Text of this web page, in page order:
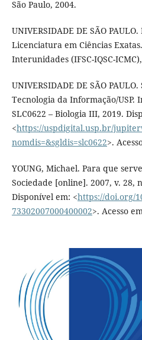
São Paulo, 2004.
UNIVERSIDADE DE SÃO
Licenciatura em Ciências
Interunidades (IFSC-IQSC-
UNIVERSIDADE DE SÃO
Tecnologia da Informação/USP.
SLC0622 – Biologia III, 2019.
<https://uspdigital.usp.br/
nomdis=&sgldis=slc0622>.
YOUNG, Michael. Para que
Sociedade [online]. 2007, v. 28,
Disponível em: <https://doi.org/
73302007000400002>. Acesso